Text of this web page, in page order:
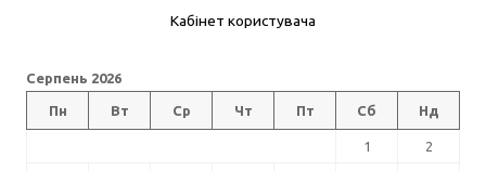
Кабінет користувача
Серпень 2026
Пн Вт Ср Чт Пт Сб Нд
1 2